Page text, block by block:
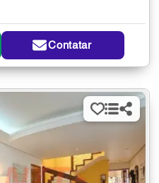
Contatar